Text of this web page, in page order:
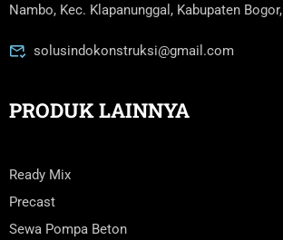
Nambo, Kec. Klapanunggal, Kabupaten
solusindokonstruksi@gmail.com
PRODUK LAINNYA
Ready Mix
Precast
Sewa Pompa Beton